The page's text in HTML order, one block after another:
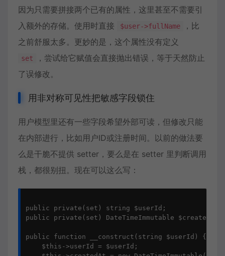
因为只需要拼接两个已有的属性，这里甚至不需要引
入额外的存储。使用时直接
$user->fullName
，比
之前舒服太多。更妙的是，这个属性没有定义
set
，尝试给它赋值会直接抛出错误，等于天然防止
了误修改。
用非对称可见性把敏感字段锁住
用户模型里还有一些字段希望外部可读，但修改只能
在内部进行，比如用户ID或注册时间。以前的做法要
么是干脆不提供 setter，要么是在 setter 里判断调用
栈，都很别扭。现在可以这么写：
public private(set) string $userId;
public private(set) DateTimeImmutable $createdAt;
public function __construct(string $userId) {
    $this->userId = $userId;